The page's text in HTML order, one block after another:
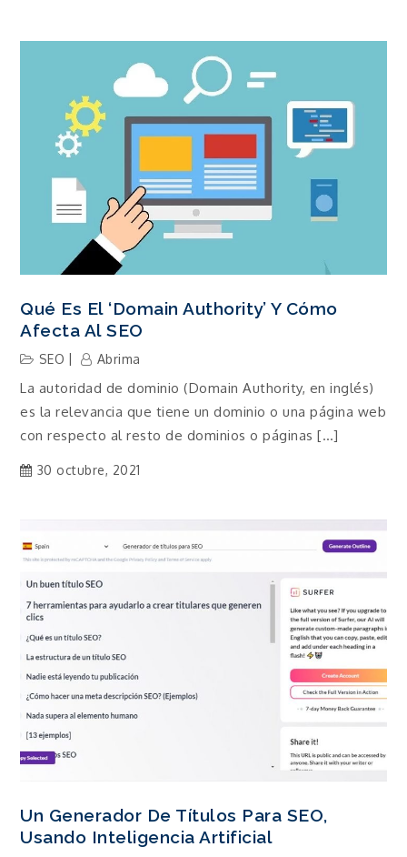
Qué Es El ‘Domain Authority’ Y Cómo
Afecta Al SEO
SEO Abrima
La autoridad de dominio (Domain Authority, en inglés)
es la relevancia que tiene un dominio o una página web
con respecto al resto de dominios o páginas […]
30 octubre, 2021
Un Generador De Títulos Para SEO,
Usando Inteligencia Artificial